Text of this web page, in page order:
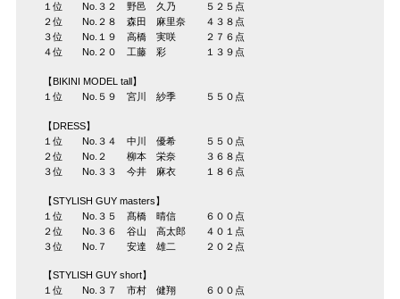
１位 No.３２ 野邑 久乃 ５２５点
２位 No.２８ 森田 麻里奈 ４３８点
３位 No.１９ 高橋 実咲 ２７６点
４位 No.２０ 工藤 彩 １３９点
【BIKINI MODEL tall】
１位 No.５９ 宮川 紗季 ５５０点
【DRESS】
１位 No.３４ 中川 優希 ５５０点
２位 No.２ 柳本 栄奈 ３６８点
３位 No.３３ 今井 麻衣 １８６点
【STYLISH GUY masters】
１位 No.３５ 髙橋 晴信 ６００点
２位 No.３６ 谷山 高太郎 ４０１点
３位 No.７ 安達 雄二 ２０２点
【STYLISH GUY short】
１位 No.３７ 市村 健翔 ６００点